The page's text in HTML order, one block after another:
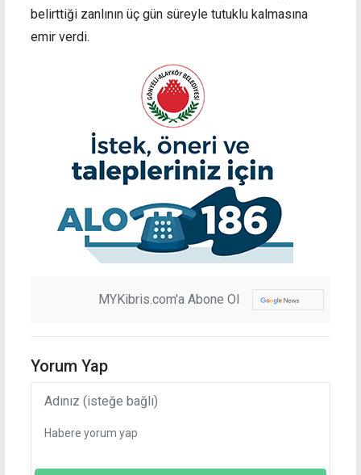
belirttiği zanlının üç gün süreyle tutuklu kalmasına
emir verdi.
MYKibris.com'a Abone Ol
Yorum Yap